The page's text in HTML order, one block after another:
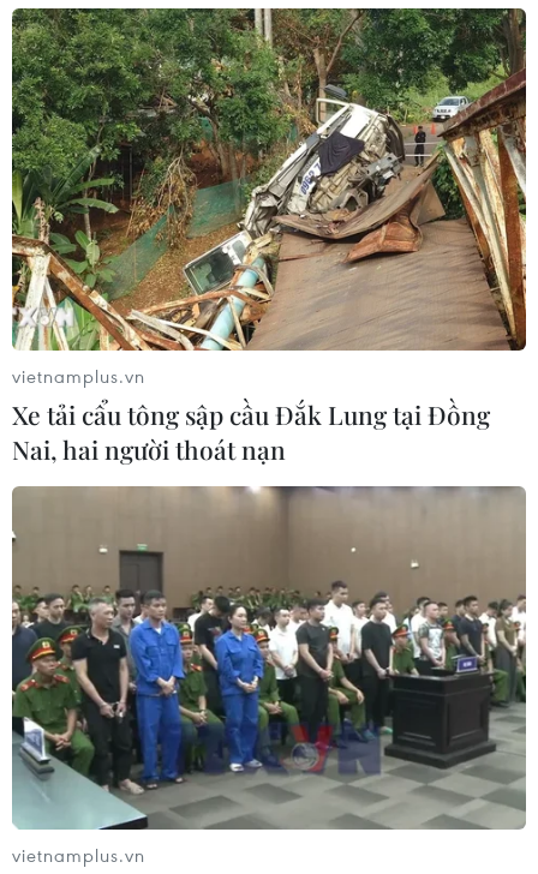
vietnamplus.vn
Xe tải cẩu tông sập cầu Đắk Lung tại Đồng
Nai, hai người thoát nạn
vietnamplus.vn